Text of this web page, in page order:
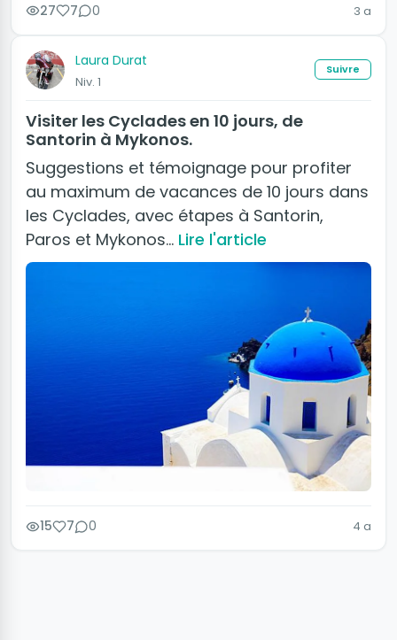
27 7 0 3 a
Laura Durat
Niv. 1
Suivre
Visiter les Cyclades en 10 jours, de
Santorin à Mykonos.
Suggestions et témoignage pour profiter
au maximum de vacances de 10 jours dans
les Cyclades, avec étapes à Santorin,
Paros et Mykonos… Lire l'article
15 7 0 4 a